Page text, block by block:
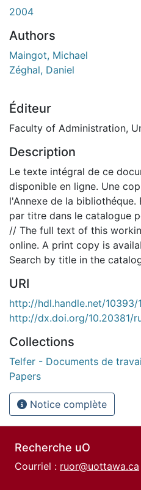
2004
Authors
Maingot, Michael
Zéghal, Daniel
Éditeur
Faculty of Administration,
Description
Le texte intégral de ce
disponible en ligne. Une
l'Annexe de la
par titre dans le catalogue
// The full text of this
online. A print copy is
Search by title in the
URI
http://hdl.handle.net/10393/
http://dx.doi.org/10.20381/
Collections
Telfer - Documents de
Papers
Notice complète
Recherche uO
Courriel : ruor@uottawa.ca